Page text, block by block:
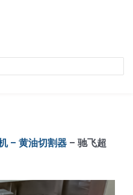
– 黄油切割器 – 驰飞超